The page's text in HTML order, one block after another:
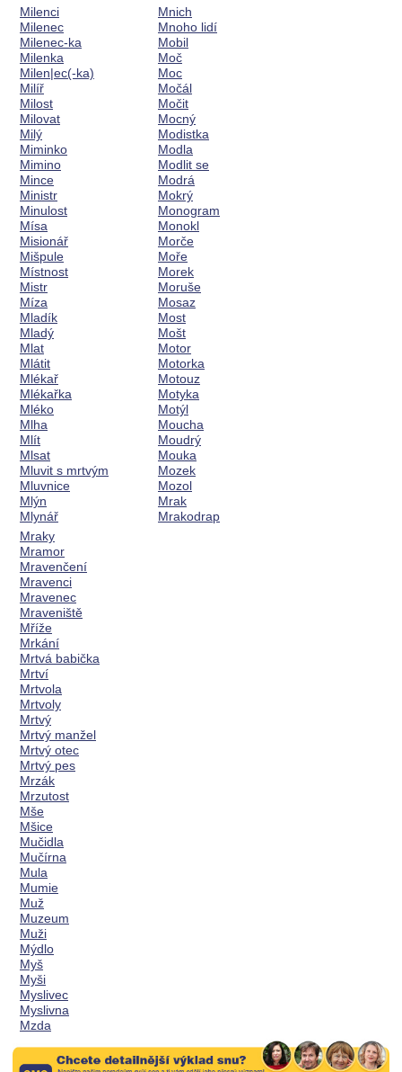
Milenci
Milenec
Milenec-ka
Milenka
Milen|ec(-ka)
Milíř
Milost
Milovat
Milý
Miminko
Mimino
Mince
Ministr
Minulost
Mísa
Misionář
Mišpule
Místnost
Mistr
Míza
Mladík
Mladý
Mlat
Mlátit
Mlékař
Mlékařka
Mléko
Mlha
Mlít
Mlsat
Mluvit s mrtvým
Mluvnice
Mlýn
Mlynář
Mnich
Mnoho lidí
Mobil
Moč
Moc
Močál
Močit
Mocný
Modistka
Modla
Modlit se
Modrá
Mokrý
Monogram
Monokl
Morče
Moře
Morek
Moruše
Mosaz
Most
Mošt
Motor
Motorka
Motouz
Motyka
Motýl
Moucha
Moudrý
Mouka
Mozek
Mozol
Mrak
Mrakodrap
Mraky
Mramor
Mravenčení
Mravenci
Mravenec
Mraveniště
Mříže
Mrkání
Mrtvá babička
Mrtví
Mrtvola
Mrtvoly
Mrtvý
Mrtvý manžel
Mrtvý otec
Mrtvý pes
Mrzák
Mrzutost
Mše
Mšice
Mučidla
Mučírna
Mula
Mumie
Muž
Muzeum
Muži
Mýdlo
Myš
Myši
Myslivec
Myslivna
Mzda